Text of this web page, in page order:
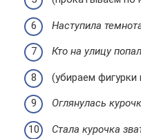
Наступила
Кто на улицу
(убираем фигурки
Оглянулась
Стала курочка